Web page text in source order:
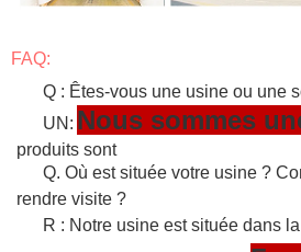
FAQ:
Q : Êtes-vous une usine ou une
UN: Nous sommes
produits sont
Q. Où est située votre usine ?
rendre visite ?
R : Notre usine est située dans